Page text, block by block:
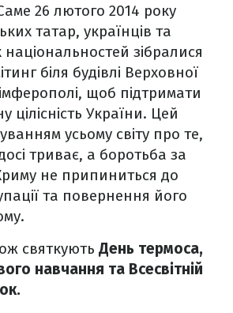
26 лютого 2014 року
татар, українців та
зібралися
біля будівлі Верховної
щоб підтримати
цілісність України. Цей
усьому світу про те,
триває, а боротьба за
не припиниться до
та повернення його
святкують День термоса,
навчання та Всесвітній